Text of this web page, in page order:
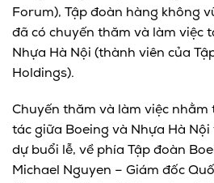
Forum), Tập đoàn hàng không
đã có chuyến thăm và làm việc
Nhựa Hà Nội (thành viên của
Holdings).
Chuyến thăm và làm việc nhằm
tác giữa Boeing và Nhựa Hà
dự buổi lễ, về phía Tập đoàn
Michael Nguyen – Giám đốc